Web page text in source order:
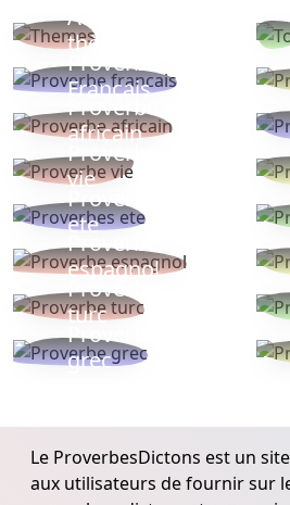
Autres
thèmes
Proverbe
Français
Proverbe
africain
Proverbe
vie
Proverbes
ete
Proverbe
espagnol
Proverbe
turc
Proverbe
grec
Le ProverbesDictons est un
aux utilisateurs de fournir sur